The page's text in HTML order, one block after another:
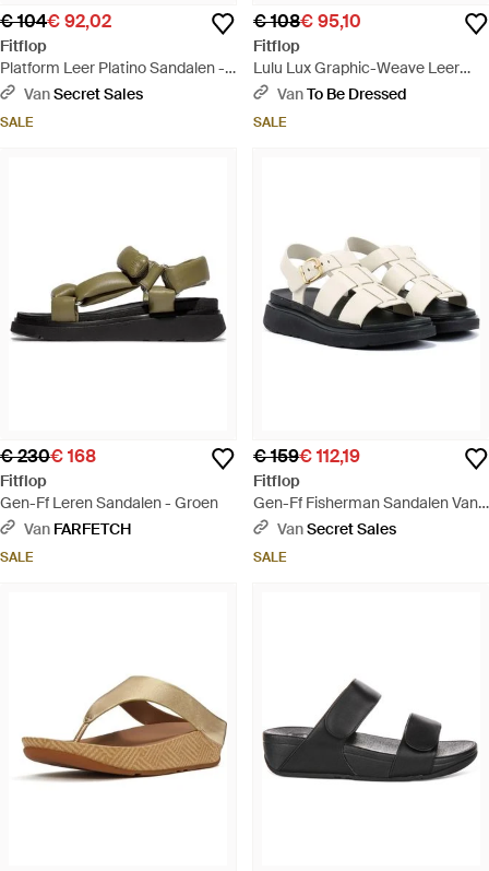
€ 104€ 92,02
Fitflop
Platform Leer Platino Sandalen -
Naturel
VanSecret Sales
SALE
€ 108€ 95,10
Fitflop
Lulu Lux Graphic-Weave Leer
Urban Sandalen - Wit
VanTo Be Dressed
SALE
€ 230€ 168
Fitflop
Gen-Ff Leren Sandalen - Groen
Van FARFETCH
SALE
€ 159€ 112,19
Fitflop
Gen-Ff Fisherman Sandalen Van
Leer - Naturel
VanSecret Sales
SALE